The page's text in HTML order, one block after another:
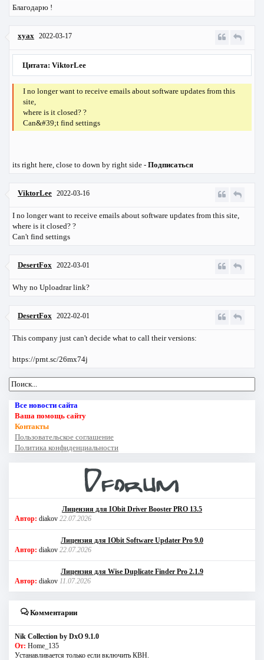
Благодарю !
xyax 2022-03-17
Цитата: ViktorLee
I no longer want to receive emails about software updates from this
site,
where is it closed? ?
Can&#39;t find settings
its right here, close to down by right side - Подписаться
ViktorLee 2022-03-16
I no longer want to receive emails about software updates from this site,
where is it closed? ?
Can't find settings
DesertFox 2022-03-01
Why no Uploadrar link?
DesertFox 2022-02-01
This company just can't decide what to call their versions:
https://prnt.sc/26mx74j
Все новости сайта
Ваша помощь сайту
Контакты
Пользовательское соглашение
Политика конфиденциальности
Лицензия для IObit Driver Booster PRO 13.5
Автор: diakov 22.07.2026
Лицензия для IObit Software Updater Pro 9.0
Автор: diakov 22.07.2026
Лицензия для Wise Duplicate Finder Pro 2.1.9
Автор: diakov 11.07.2026
Комментарии
Nik Collection by DxO 9.1.0
От: Home_135
Устанавливается только если включить КВН.